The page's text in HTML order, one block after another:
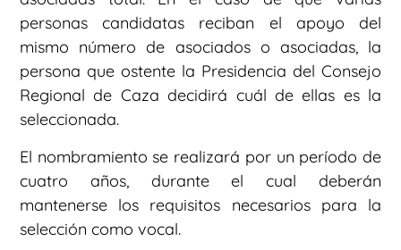
personas candidatas reciban el apoyo del
mismo número de asociados o asociadas, la
persona que ostente la Presidencia del Consejo
Regional de Caza decidirá cuál de ellas es la
seleccionada.
El nombramiento se realizará por un período de
cuatro años, durante el cual deberán
mantenerse los requisitos necesarios para la
selección como vocal.